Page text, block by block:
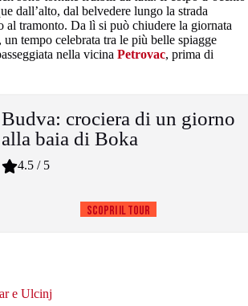
dall’alto, dal belvedere lungo la strada
al tramonto. Da lì si può chiudere la giornata
, un tempo celebrata tra le più belle spiagge
nella vicina Petrovac, prima di
Budva: crociera di un giorno
alla baia di Boka
4.5 / 5
Scopri il tour
e Ulcinj